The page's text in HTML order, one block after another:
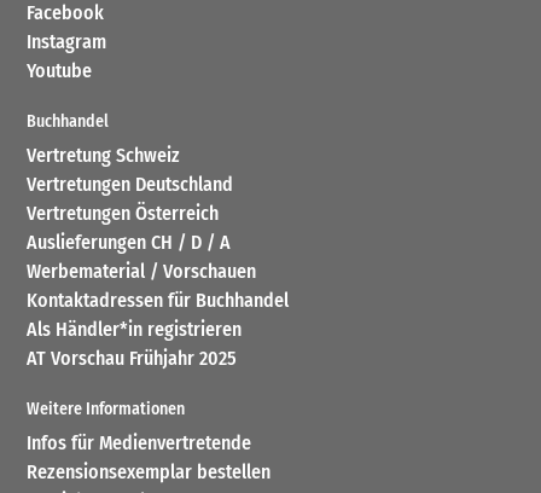
Facebook
Instagram
Youtube
Buchhandel
Vertretung Schweiz
Vertretungen Deutschland
Vertretungen Österreich
Auslieferungen CH / D / A
Werbematerial / Vorschauen
Kontaktadressen für Buchhandel
Als Händler*in registrieren
AT Vorschau Frühjahr 2025
Weitere Informationen
Infos für Medienvertretende
Rezensionsexemplar bestellen